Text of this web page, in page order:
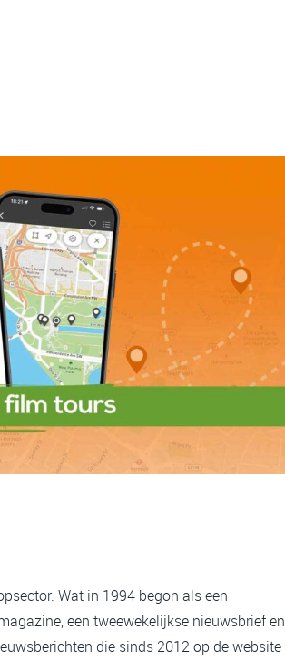
Wat in 1994 begon als een
een tweewekelijkse nieuwsbrief en
die sinds 2012 op de website